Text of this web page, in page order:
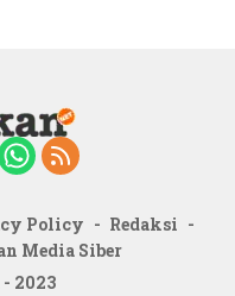
Policy
Redaksi
Media Siber
2023